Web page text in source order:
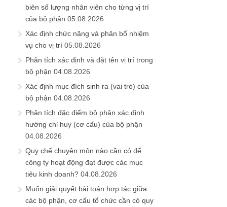
biên số lượng nhân viên cho từng vị trí
của bộ phận 05.08.2026
Xác định chức năng và phân bổ nhiệm
vụ cho vị trí 05.08.2026
Phân tích xác định và đặt tên vị trí trong
bộ phận 04.08.2026
Xác định mục đích sinh ra (vai trò) của
bộ phận 04.08.2026
Phân tích đặc điểm bộ phận xác định
hướng chỉ huy (cơ cấu) của bộ phận
04.08.2026
Quy chế chuyên môn nào cần có để
công ty hoạt động đạt được các mục
tiêu kinh doanh? 04.08.2026
Muốn giải quyết bài toán hợp tác giữa
các bộ phận, cơ cấu tổ chức cần có quy